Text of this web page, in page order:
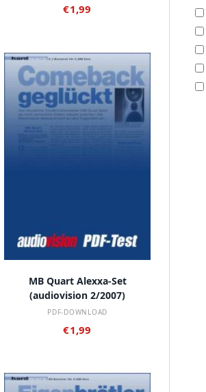
€1,99
MB Quart Alexxa-Set
(audiovision 2/2007)
PDF-DOWNLOAD
€1,99